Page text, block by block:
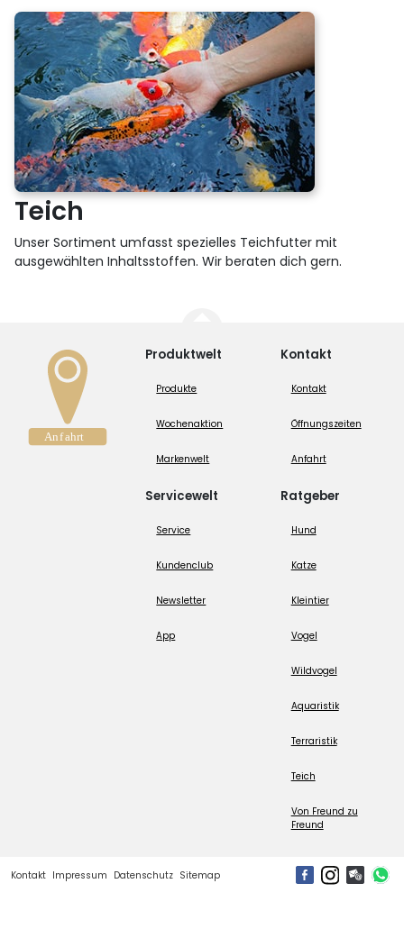
Teich
Unser Sortiment umfasst spezielles Teichfutter mit
ausgewählten Inhaltsstoffen. Wir beraten dich gern.
Produktwelt
Produkte
Wochenaktion
Markenwelt
Servicewelt
Service
Kundenclub
Newsletter
App
Kontakt
Kontakt
Öffnungszeiten
Anfahrt
Ratgeber
Hund
Katze
Kleintier
Vogel
Wildvogel
Aquaristik
Terraristik
Teich
Von Freund zu
Freund
Kontakt Impressum Datenschutz Sitemap